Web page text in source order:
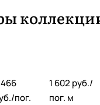
пог.
1 602 руб./
пог. м